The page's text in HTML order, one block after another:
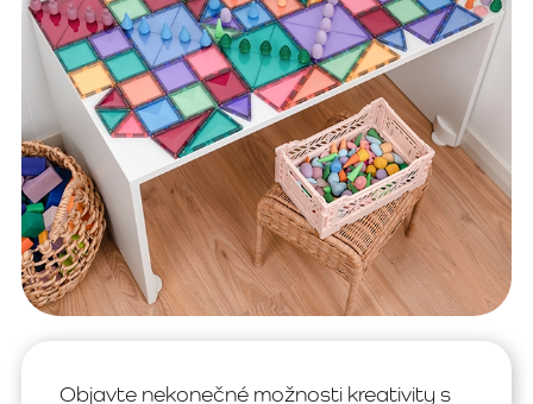
Objavte nekonečné možnosti kreativity s